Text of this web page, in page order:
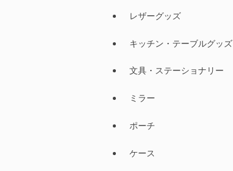
レザーグッズ
キッチン・テーブルグッズ
文具・ステーショナリー
ミラー
ポーチ
ケース